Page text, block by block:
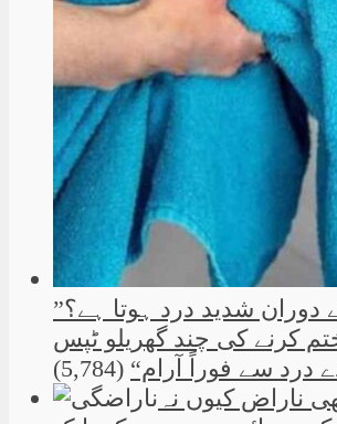
”ماہواری کے دوران شدید درد ہوتا ہے؟
کرنے کی چند گھریلو ٹپس
درد سے فوراً آرام“ (5,784)
ناراض کیوں نہ